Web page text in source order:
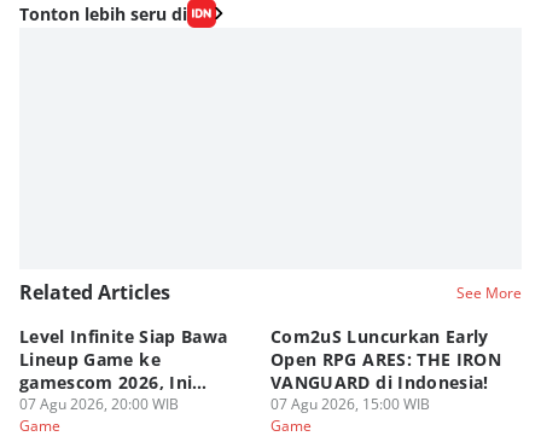
Tonton lebih seru di
Related Articles See More
Level Infinite Siap Bawa
Lineup Game ke
gamescom 2026, Ini
Judulnya!
07 Agu 2026, 20:00 WIB
Game
Com2uS Luncurkan Early
Open RPG ARES: THE IRON
VANGUARD di Indonesia!
07 Agu 2026, 15:00 WIB
Game